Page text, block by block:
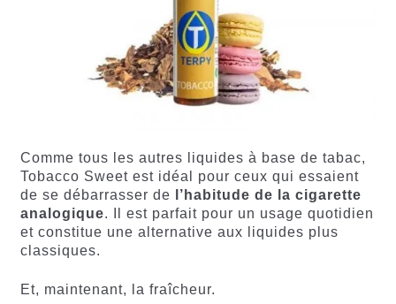
Comme tous les autres liquides à base de tabac,
Tobacco Sweet est idéal pour ceux qui essaient
de se débarrasser de
l’habitude de la cigarette
analogique. Il est parfait pour un usage quotidien
et constitue une alternative aux liquides plus
classiques.
Et, maintenant, la fraîcheur.